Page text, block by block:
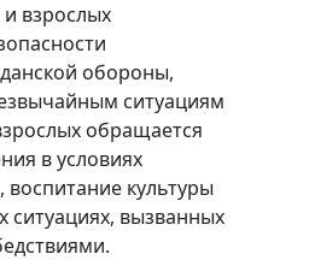
взрослых
обороны,
ситуациям
обращается
в условиях
культуры
вызванных